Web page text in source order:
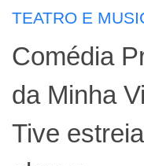
TEATRO E
Comédia
da Minha
Tive